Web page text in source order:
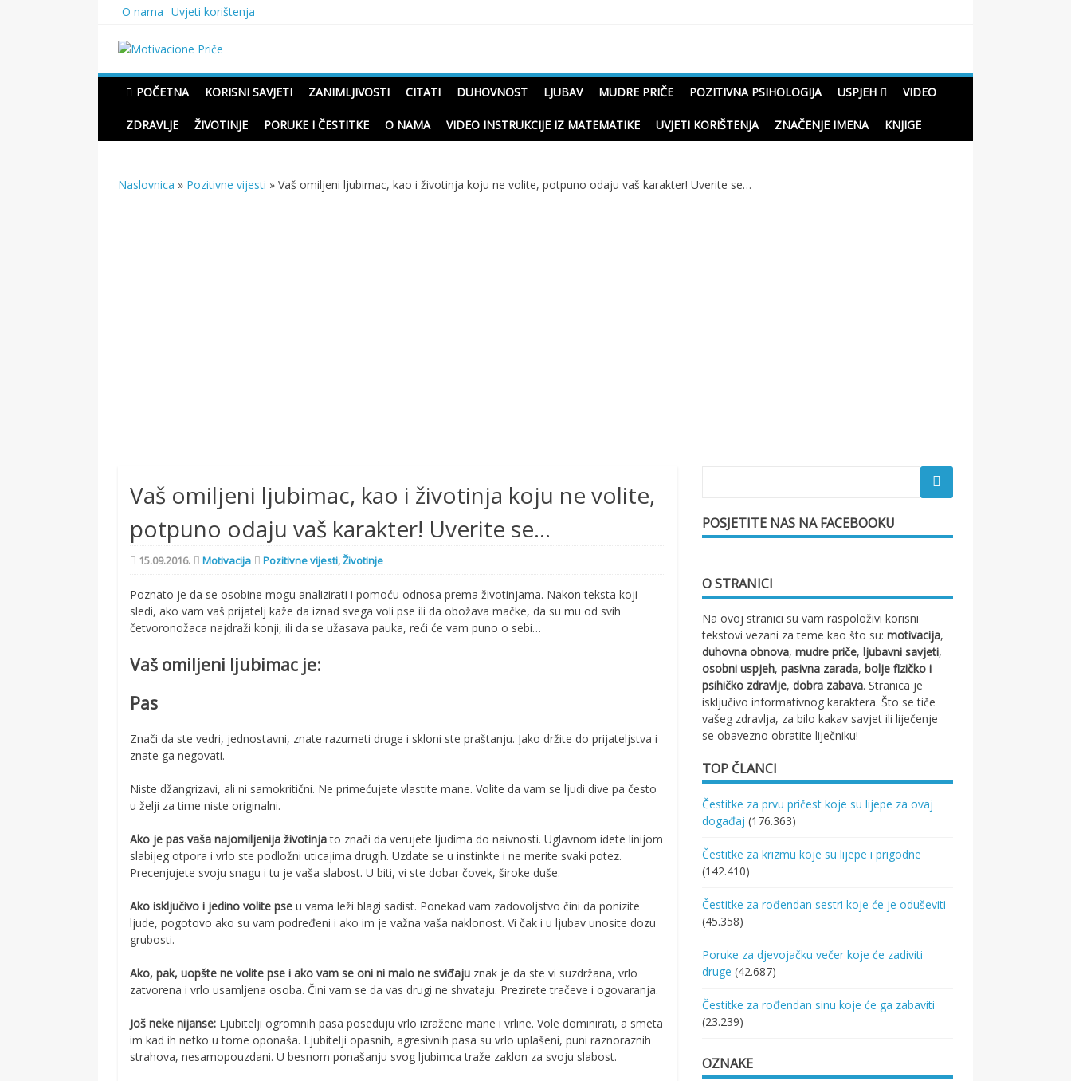
content
O nama Uvjeti korištenja
Motivacione Priče
POČETNA
KORISNI SAVJETI ZANIMLJIVOSTI CITATI DUHOVNOST LJUBAV MUDRE PRIČE POZITIVNA PSIHOLOGIJA USPJEH VIDEO
ZDRAVLJE ŽIVOTINJE PORUKE I ČESTITKE O NAMA VIDEO INSTRUKCIJE IZ MATEMATIKE UVJETI KORIŠTENJA ZNAČENJE IMENA KNJIGE
Naslovnica » Pozitivne vijesti »Vaš omiljeni ljubimac, kao i životinja koju ne volite, potpuno odaju vaš karakter! Uverite se…
Vaš omiljeni ljubimac, kao i životinja koju ne volite,
potpuno odaju vaš karakter! Uverite se…
15.09.2016. Motivacija Pozitivne vijesti,Životinje
Poznato je da se osobine mogu analizirati i pomoću odnosa prema životinjama. Nakon teksta koji
sledi, ako vam vaš prijatelj kaže da iznad svega voli pse ili da obožava mačke, da su mu od svih
četvoronožaca najdraži konji, ili da se užasava pauka, reći će vam puno o sebi…
Vaš omiljeni ljubimac je:
Pas
Znači da ste vedri, jednostavni, znate razumeti druge i skloni ste praštanju. Jako držite do prijateljstva i
znate ga negovati.
Niste džangrizavi, ali ni samokritični. Ne primećujete vlastite mane. Volite da vam se ljudi dive pa često
u želji za time niste originalni.
Ako je pas vaša najomiljenija životinjato znači da verujete ljudima do naivnosti. Uglavnom idete linijom
slabijeg otpora i vrlo ste podložni uticajima drugih. Uzdate se u instinkte i ne merite svaki potez.
Precenjujete svoju snagu i tu je vaša slabost. U biti, vi ste dobar čovek, široke duše.
Ako isključivo i jedino volite pseu vama leži blagi sadist. Ponekad vam zadovoljstvo čini da ponizite
ljude, pogotovo ako su vam podređeni i ako im je važna vaša naklonost. Vi čak i u ljubav unosite dozu
grubosti.
Ako, pak, uopšte ne volite pse i ako vam se oni ni malo ne sviđaju znak je da ste vi suzdržana, vrlo
zatvorena i vrlo usamljena osoba. Čini vam se da vas drugi ne shvataju. Prezirete tračeve i ogovaranja.
Još neke nijanse: Ljubitelji ogromnih pasa poseduju vrlo izražene mane i vrline. Vole dominirati, a smeta
im kad ih netko u tome oponaša. Ljubitelji opasnih, agresivnih pasa su vrlo uplašeni, puni raznoraznih
strahova, nesamopouzdani. U besnom ponašanju svog ljubimca traže zaklon za svoju slabost.
POSJETITE NAS NA FACEBOOKU
O STRANICI
Na ovoj stranici su vam raspoloživi korisni
tekstovi vezani za teme kao što su:motivacija,
duhovna obnova,mudre priče,ljubavni savjeti,
osobni uspjeh,pasivna zarada,bolje fizičko i
psihičko zdravlje,dobra zabava. Stranica je
isključivo informativnog karaktera. Što se tiče
vašeg zdravlja, za bilo kakav savjet ili liječenje
se obavezno obratite liječniku!
TOP ČLANCI
Čestitke za prvu pričest koje su lijepe za ovaj
događaj (176.363)
Čestitke za krizmu koje su lijepe i prigodne
(142.410)
Čestitke za rođendan sestri koje će je oduševiti
(45.358)
Poruke za djevojačku večer koje će zadiviti
druge (42.687)
Čestitke za rođendan sinu koje će ga zabaviti
(23.239)
OZNAKE